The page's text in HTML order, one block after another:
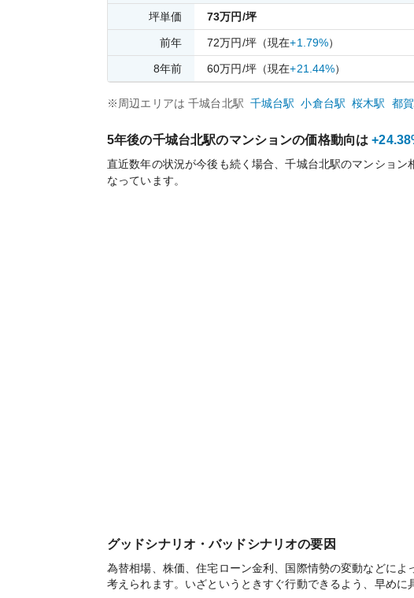
坪単価 73万円/坪
前年 72万円/坪（現在+1.79%）
8年前 60万円/坪（現在+21.44%）
※周辺エリアは 千城台北駅 千城台駅 小倉台駅 桜木駅 都賀
5年後の千城台北駅のマンションの価格動向は
直近数年の状況が今後も続く場合、千城台北駅のマンション
なっています。
グッドシナリオ・バッドシナリオの要因
為替相場、株価、住宅ローン金利、国際情勢の変動などに
考えられます。いざというときすぐ行動できるよう、早めに